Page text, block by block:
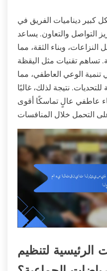
كبير ديناميات الفريق في
التواصل والتعاون. يساعد
النزاعات، وبناء الثقة، مما
تساهم تقنيات مثل اليقظة
تنمية الوعي العاطفي، مما
للتحديات. نتيجة لذلك، غالبًا
عاطفي عالٍ تماسكًا أقوى
الرئيسية لتنظيم